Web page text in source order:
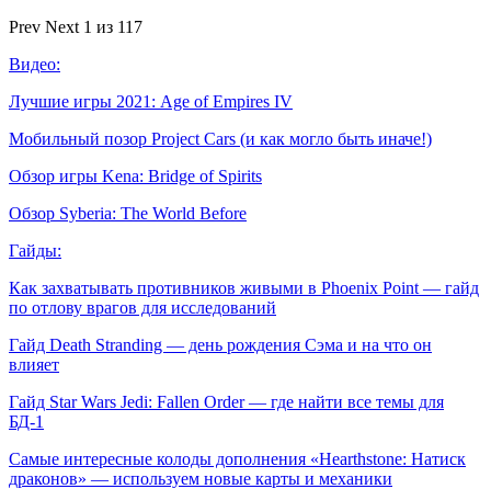
Prev Next 1 из 117
Видео:
Лучшие игры 2021: Age of Empires IV
Мобильный позор Project Cars (и как могло быть иначе!)
Обзор игры Kena: Bridge of Spirits
Обзор Syberia: The World Before
Гайды:
Как захватывать противников живыми в Phoenix Point — гайд
по отлову врагов для исследований
Гайд Death Stranding — день рождения Сэма и на что он
влияет
Гайд Star Wars Jedi: Fallen Order — где найти все темы для
БД-1
Самые интересные колоды дополнения «Hearthstone: Натиск
драконов» — используем новые карты и механики